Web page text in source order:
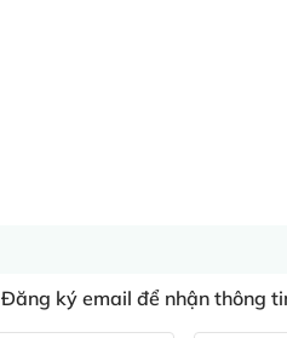
Đăng ký email để nhận thông